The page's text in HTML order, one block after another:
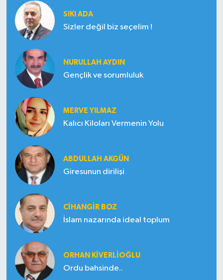
SIKI ADA
Sizler değil biz seçelim !
NURULLAH AYDIN
Gençlik ve sorumluluk
MERVE YILMAZ
Kalıcı Kiloları Vermenin Yolu
ABDULLAH AKGÜN
Giresunun dirilişi
CIHANGIR BOZ
İslam nazarında ideal toplum
ORHAN KIVERLIOĞLU
Ordu bahsinde..